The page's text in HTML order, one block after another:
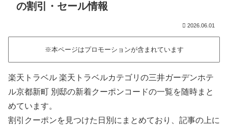
の割引・セール情報
2026.06.01
※本ページはプロモーションが含まれています
楽天トラベル 楽天トラベルカテゴリの三井ガーデンホテ
ル京都新町 別邸の新着クーポンコードの一覧を随時まと
めています。
割引クーポンを見つけた日別にまとめており、記事の上に